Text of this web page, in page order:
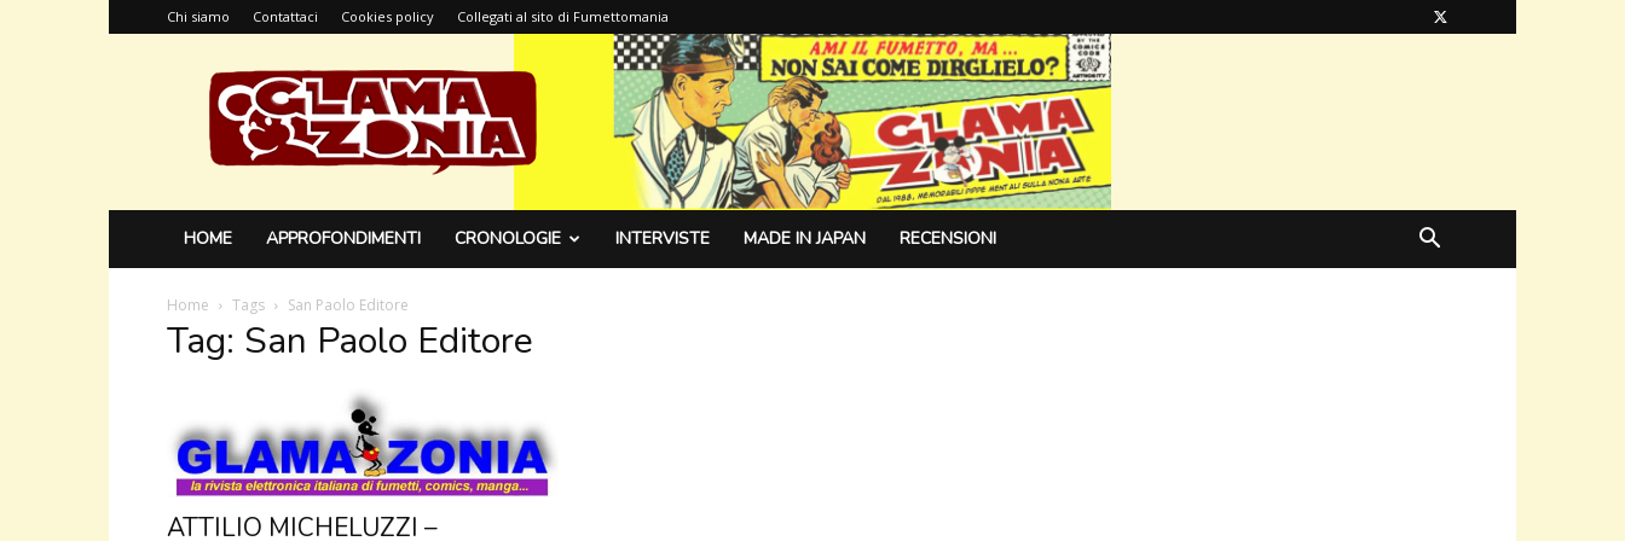
Chi siamo Contattaci Cookies policy Collegati al sito di Fumettomania
Glamazonia,
il
blog
HOME APPROFONDIMENTI CRONOLOGIE INTERVISTE MADE IN JAPAN RECENSIONI
Home Tags San Paolo Editore
Tag: San Paolo Editore
ATTILIO MICHELUZZI –